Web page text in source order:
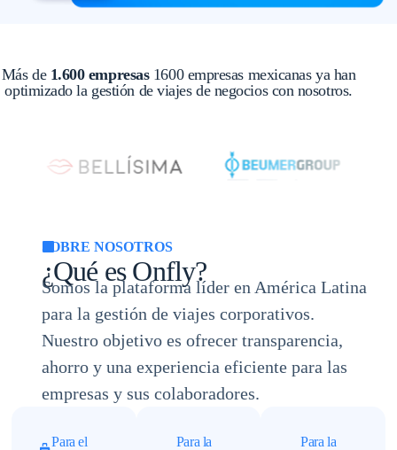
Más de 1.600 empresas1600 empresas mexicanas ya han
optimizado la gestión de viajes de negocios con nosotros.
SOBRE NOSOTROS
¿Qué es Onfly?
Somos la plataforma líder en América Latina
para la gestión de viajes corporativos.
Nuestro objetivo es ofrecer transparencia,
ahorro y una experiencia eficiente para las
empresas y sus colaboradores.
Para el
Para la
Para la